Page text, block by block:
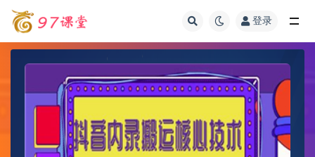
登录